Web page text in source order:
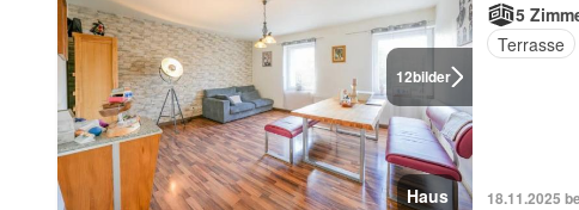
12bilder
Haus
5
Terrasse
18.11.2025